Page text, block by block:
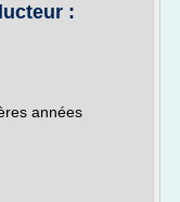
:
années